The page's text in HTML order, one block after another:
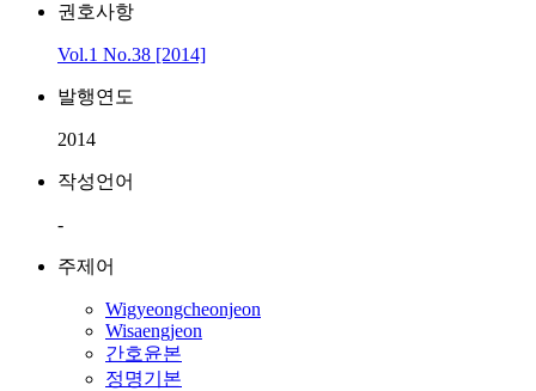
권호사항
Vol.1 No.38 [2014]
발행연도
2014
작성언어
-
주제어
Wigyeongcheonjeon
Wisaengjeon
간호윤본
정명기본